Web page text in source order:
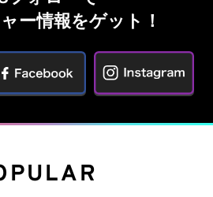
ー情報をゲット！